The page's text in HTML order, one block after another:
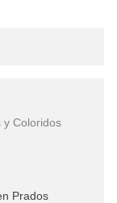
y Coloridos
Prados